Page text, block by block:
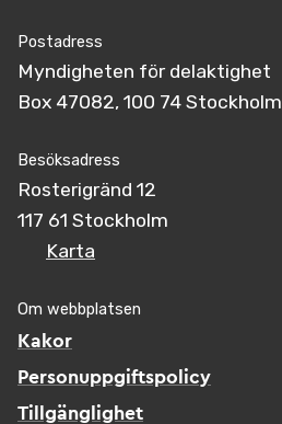
Postadress
Myndigheten för delaktighet
Box 47082, 100 74 Stockholm
Besöksadress
Rosterigränd 12
117 61 Stockholm
Karta
Om webbplatsen
Kakor
Personuppgiftspolicy
Tillgänglighet